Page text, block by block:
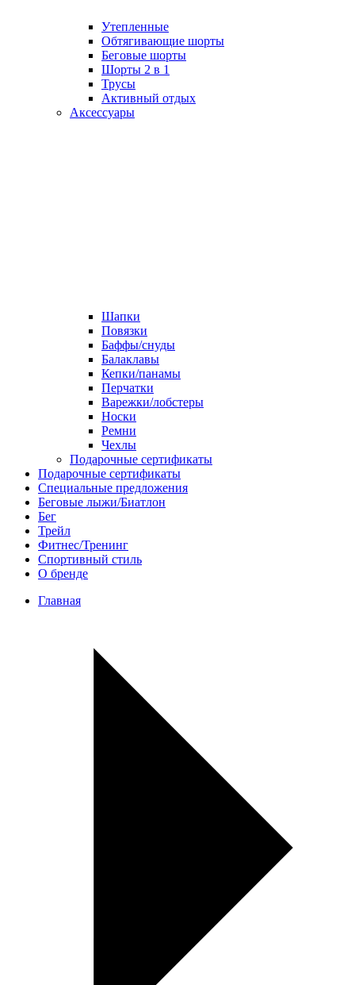
Утепленные
Обтягивающие шорты
Беговые шорты
Шорты 2 в 1
Трусы
Активный отдых
Аксессуары
Шапки
Повязки
Баффы/снуды
Балаклавы
Кепки/панамы
Перчатки
Варежки/лобстеры
Носки
Ремни
Чехлы
Подарочные сертификаты
Подарочные сертификаты
Специальные предложения
Беговые лыжи/Биатлон
Бег
Трейл
Фитнес/Тренинг
Спортивный стиль
О бренде
Главная